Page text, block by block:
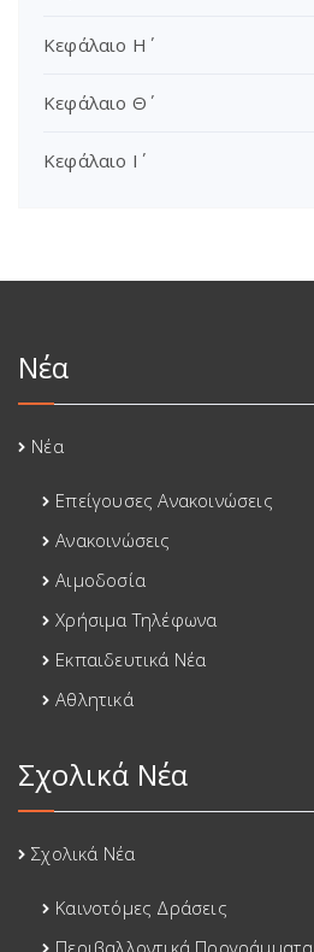
Κεφάλαιο Η΄
Κεφάλαιο Θ΄
Κεφάλαιο Ι΄
Νέα
Νέα
Επείγουσες Ανακοινώσεις
Ανακοινώσεις
Αιμοδοσία
Χρήσιμα Τηλέφωνα
Εκπαιδευτικά Νέα
Αθλητικά
Σχολικά Νέα
Σχολικά Νέα
Καινοτόμες Δράσεις
Περιβαλλοντικά Προγράμματα